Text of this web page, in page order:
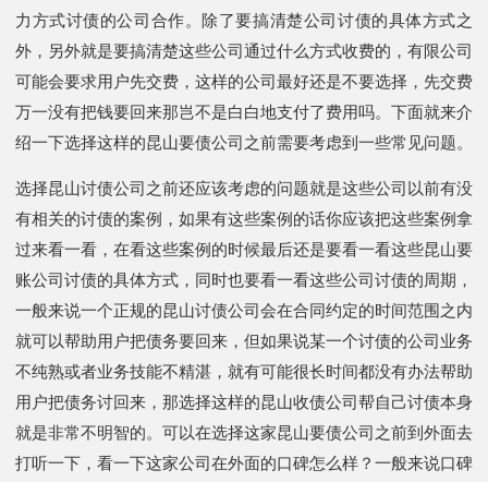
力方式讨债的公司合作。除了要搞清楚公司讨债的具体方式之
外，另外就是要搞清楚这些公司通过什么方式收费的，有限公司
可能会要求用户先交费，这样的公司最好还是不要选择，先交费
万一没有把钱要回来那岂不是白白地支付了费用吗。下面就来介
绍一下选择这样的昆山要债公司之前需要考虑到一些常见问题。
选择昆山讨债公司之前还应该考虑的问题就是这些公司以前有没
有相关的讨债的案例，如果有这些案例的话你应该把这些案例拿
过来看一看，在看这些案例的时候最后还是要看一看这些昆山要
账公司讨债的具体方式，同时也要看一看这些公司讨债的周期，
一般来说一个正规的昆山讨债公司会在合同约定的时间范围之内
就可以帮助用户把债务要回来，但如果说某一个讨债的公司业务
不纯熟或者业务技能不精湛，就有可能很长时间都没有办法帮助
用户把债务讨回来，那选择这样的昆山收债公司帮自己讨债本身
就是非常不明智的。可以在选择这家昆山要债公司之前到外面去
打听一下，看一下这家公司在外面的口碑怎么样？一般来说口碑